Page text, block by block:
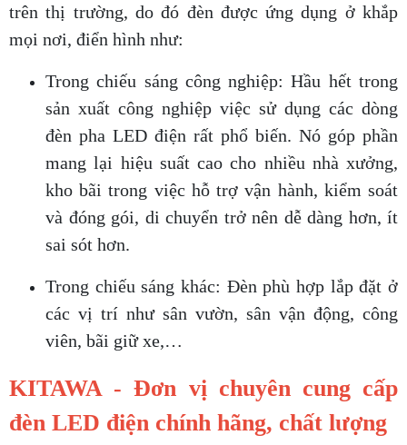
trên thị trường, do đó đèn được ứng dụng ở khắp
mọi nơi, điển hình như:
Trong chiếu sáng công nghiệp: Hầu hết trong
sản xuất công nghiệp việc sử dụng các dòng
đèn pha LED điện rất phổ biến. Nó góp phần
mang lại hiệu suất cao cho nhiều nhà xưởng,
kho bãi trong việc hỗ trợ vận hành, kiểm soát
và đóng gói, di chuyển trở nên dễ dàng hơn, ít
sai sót hơn.
Trong chiếu sáng khác: Đèn phù hợp lắp đặt ở
các vị trí như sân vườn, sân vận động, công
viên, bãi giữ xe,…
KITAWA - Đơn vị chuyên cung cấp
đèn LED điện chính hãng, chất lượng